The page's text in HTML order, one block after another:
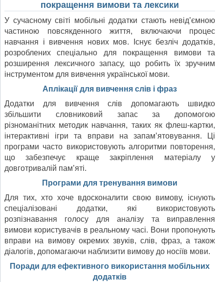
покращення вимови та лексики
У сучасному світі мобільні додатки стають невід’ємною
частиною повсякденного життя, включаючи процес
навчання і вивчення нових мов. Існує безліч додатків,
розроблених спеціально для покращення вимови та
розширення лексичного запасу, що робить їх зручним
інструментом для вивчення української мови.
Аплікації для вивчення слів і фраз
Додатки для вивчення слів допомагають швидко
збільшити словниковий запас за допомогою
різноманітних методик навчання, таких як флеш-картки,
інтерактивні ігри та вправи на запам’ятовування. Ці
програми часто використовують алгоритми повторення,
що забезпечує краще закріплення матеріалу у
довготривалій пам’яті.
Програми для тренування вимови
Для тих, хто хоче вдосконалити свою вимову, існують
спеціалізовані додатки, які використовують
розпізнавання голосу для аналізу та виправлення
вимови користувачів в реальному часі. Вони пропонують
вправи на вимову окремих звуків, слів, фраз, а також
діалогів, допомагаючи наблизити вимову до носіїв мови.
Поради для ефективного використання мобільних
додатків